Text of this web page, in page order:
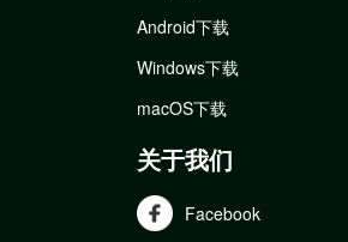
Android下载
Windows下载
macOS下载
关于我们
Facebook